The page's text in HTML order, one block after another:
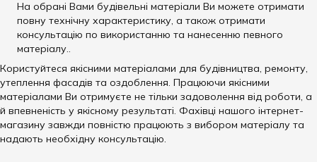
На обрані Вами будівельні матеріали Ви можете отримати
повну технічну характеристику, а також отримати
консультацію по використанню та нанесенню певного
матеріалу..
Користуйтеся якісними матеріалами для будівництва, ремонту,
утеплення фасадів та оздоблення. Працюючи якісними
матеріалами Ви отримуєте не тільки задоволення від роботи, а
й впевненість у якісному результаті. Фахівці нашого інтернет-
магазину завжди повністю працюють з вибором матеріалу та
надають необхідну консультацію.